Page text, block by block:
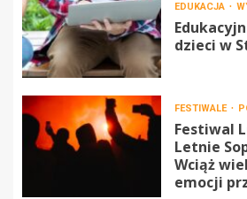
EDUKACJA
dzieci w
FESTIWALE
Festiwal
Letnie
Wciąż
emocji